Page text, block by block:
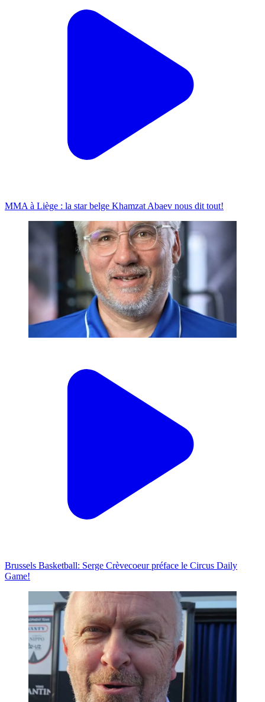
MMA à Liège : la star belge Khamzat Abaev nous dit tout!
Brussels Basketball: Serge Crèvecoeur préface le Circus Daily
Game!